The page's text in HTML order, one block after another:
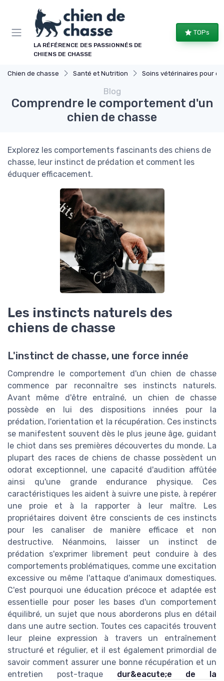
LA RÉFÉRENCE DES PASSIONNÉS DE
CHIENS DE CHASSE
TOPs
Chien de chasse Santé et Nutrition Soins vétérinaires pour chiens de chasse
Blog
Comprendre le comportement d'un
chien de chasse
Explorez les comportements fascinants des chiens de
chasse, leur instinct de prédation et comment les
éduquer efficacement.
Les instincts naturels des
chiens de chasse
L'instinct de chasse, une force innée
Comprendre le comportement d'un chien de chasse
commence par reconnaître ses instincts naturels.
Avant même d'être entraîné, un chien de chasse
possède en lui des dispositions innées pour la
prédation, l'orientation et la récupération. Ces instincts
se manifestent souvent dès le plus jeune âge, guidant
le chiot dans ses premières découvertes du monde. La
plupart des races de chiens de chasse possèdent un
odorat exceptionnel, une capacité d'audition affûtée
ainsi qu'une grande endurance physique. Ces
caractéristiques les aident à suivre une piste, à repérer
une proie et à la rapporter à leur maître. Les
propriétaires doivent être conscients de ces instincts
pour les canaliser de manière efficace et non
destructive. Néanmoins, laisser un instinct de
prédation s'exprimer librement peut conduire à des
comportements problématiques, comme une excitation
excessive ou même l'attaque d'animaux domestiques.
C'est pourquoi une éducation précoce et adaptée est
essentielle pour poser les bases d'un comportement
équilibré, un sujet que nous aborderons plus en détail
dans une autre section. Toutes ces capacités trouvent
leur pleine expression à travers un entraînement
structuré et régulier, et il est également primordial de
savoir comment assurer une bonne récupération et un
entretien post-traque dur&eacute;e de la
Panneau de gestion des cookies